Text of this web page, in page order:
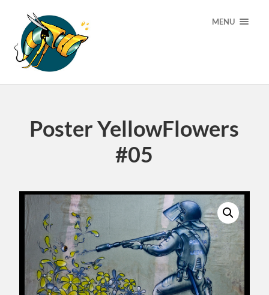
MENU
Poster YellowFlowers
#05